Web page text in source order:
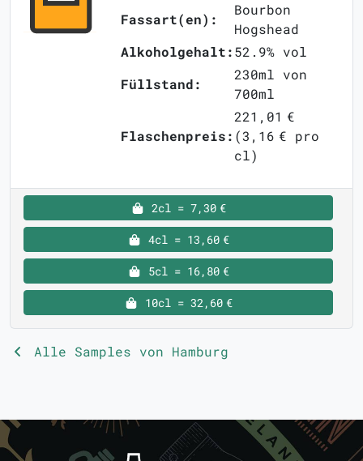
Fassart(en):
Bourbon
Hogshead
Alkoholgehalt:52.9% vol
Füllstand:
230ml von
700ml
Flaschenpreis:
221,01 €
(3,16 € pro
cl)
2cl = 7,30 €
4cl = 13,60 €
5cl = 16,80 €
10cl = 32,60 €
Alle Samples von Hamburg